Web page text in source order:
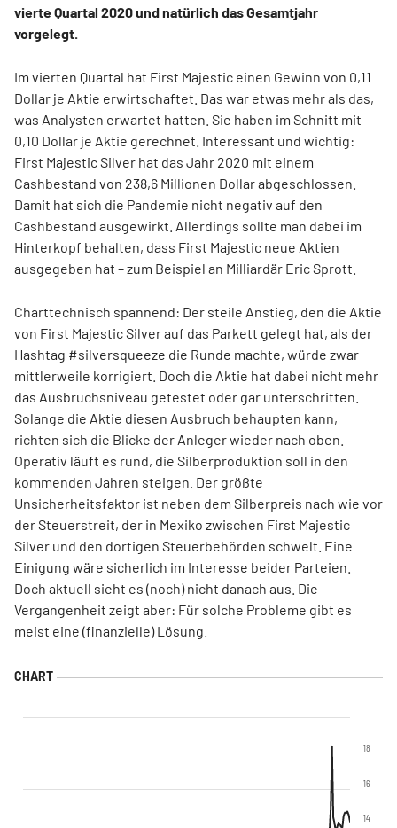
vierte Quartal 2020 und natürlich das Gesamtjahr
vorgelegt.
Im vierten Quartal hat First Majestic einen Gewinn von 0,11
Dollar je Aktie erwirtschaftet. Das war etwas mehr als das,
was Analysten erwartet hatten. Sie haben im Schnitt mit
0,10 Dollar je Aktie gerechnet. Interessant und wichtig:
First Majestic Silver hat das Jahr 2020 mit einem
Cashbestand von 238,6 Millionen Dollar abgeschlossen.
Damit hat sich die Pandemie nicht negativ auf den
Cashbestand ausgewirkt. Allerdings sollte man dabei im
Hinterkopf behalten, dass First Majestic neue Aktien
ausgegeben hat – zum Beispiel an Milliardär Eric Sprott.
Charttechnisch spannend: Der steile Anstieg, den die Aktie
von First Majestic Silver auf das Parkett gelegt hat, als der
Hashtag #silversqueeze die Runde machte, würde zwar
mittlerweile korrigiert. Doch die Aktie hat dabei nicht mehr
das Ausbruchsniveau getestet oder gar unterschritten.
Solange die Aktie diesen Ausbruch behaupten kann,
richten sich die Blicke der Anleger wieder nach oben.
Operativ läuft es rund, die Silberproduktion soll in den
kommenden Jahren steigen. Der größte
Unsicherheitsfaktor ist neben dem Silberpreis nach wie vor
der Steuerstreit, der in Mexiko zwischen First Majestic
Silver und den dortigen Steuerbehörden schwelt. Eine
Einigung wäre sicherlich im Interesse beider Parteien.
Doch aktuell sieht es (noch) nicht danach aus. Die
Vergangenheit zeigt aber: Für solche Probleme gibt es
meist eine (finanzielle) Lösung.
14
16
18